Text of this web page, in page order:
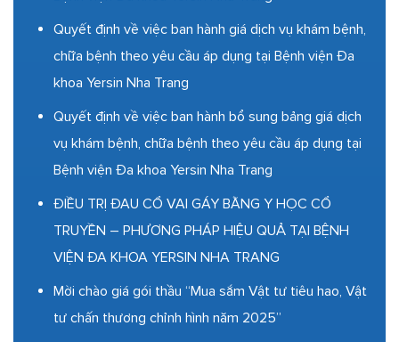
Quyết định về việc ban hành giá dịch vụ khám bệnh,
chữa bệnh theo yêu cầu áp dụng tại Bệnh viện Đa
khoa Yersin Nha Trang
Quyết định về việc ban hành bổ sung bảng giá dịch
vụ khám bệnh, chữa bệnh theo yêu cầu áp dụng tại
Bệnh viện Đa khoa Yersin Nha Trang
ĐIỀU TRỊ ĐAU CỔ VAI GÁY BẰNG Y HỌC CỔ
TRUYỀN – PHƯƠNG PHÁP HIỆU QUẢ TẠI BỆNH
VIỆN ĐA KHOA YERSIN NHA TRANG
Mời chào giá gói thầu “Mua sắm Vật tư tiêu hao, Vật
tư chấn thương chỉnh hình năm 2025”